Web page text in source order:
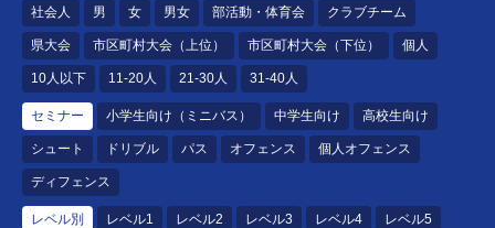
社会人 男 女 男女 部活動・体育会 クラブチーム
県大会 市区町村大会（上位） 市区町村大会（下位） 個人
10人以下 11-20人 21-30人 31-40人
セミナー 小学生向け（ミニバス） 中学生向け 高校生向け
シュート ドリブル パス オフェンス 個人オフェンス
ディフェンス
レベル別 レベル1 レベル2 レベル3 レベル4 レベル5